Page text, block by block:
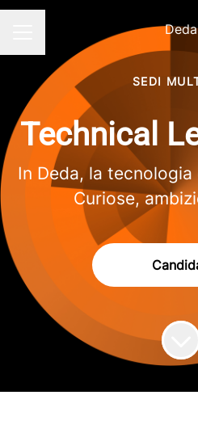
Deda
Menu Carriera
SEDI
Technical
In Deda, la
Curiose,